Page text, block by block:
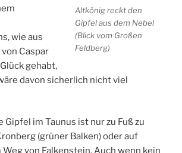
Altkönig reckt den
Gipfel aus dem Nebel
(Blick vom Großen
Feldberg)
wie aus
Caspar
gehabt,
davon sicherlich nicht viel
im Taunus ist nur zu Fuß zu
(grüner Balken) oder auf
von Falkenstein. Auch wenn kein